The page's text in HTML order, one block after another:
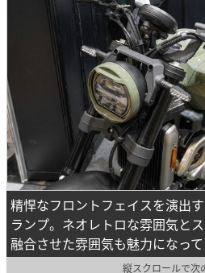
精悍なフロントフェイスを演出
ランプ。ネオレトロな雰囲気と
融合させた雰囲気も魅力になって
縦スクロールで次